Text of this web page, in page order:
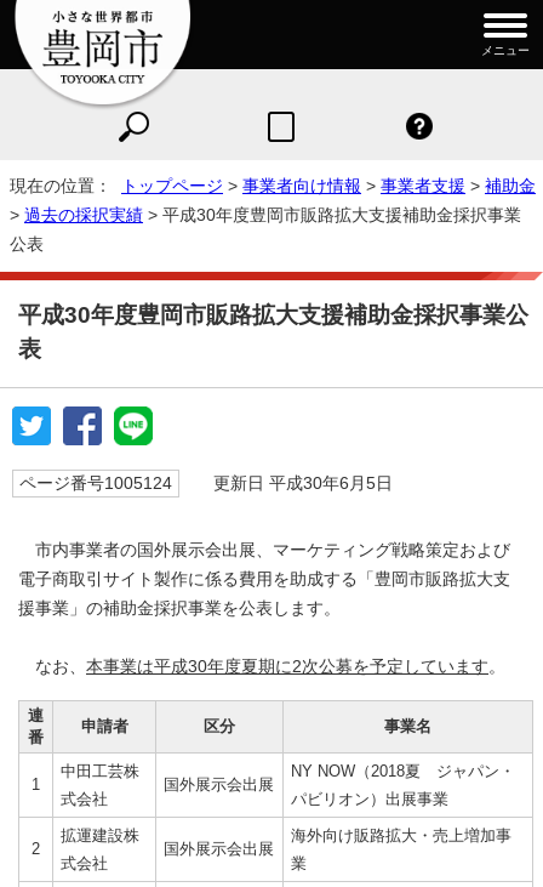
メニュー
現在の位置： トップページ > 事業者向け情報 > 事業者支援 > 補助金
> 過去の採択実績 > 平成30年度豊岡市販路拡大支援補助金採択事業
公表
平成30年度豊岡市販路拡大支援補助金採択事業公
表
ページ番号1005124 更新日 平成30年6月5日
市内事業者の国外展示会出展、マーケティング戦略策定および
電子商取引サイト製作に係る費用を助成する「豊岡市販路拡大支
援事業」の補助金採択事業を公表します。
なお、 本事業は平成30年度夏期に2次公募を予定しています。
連
番
申請者 区分 事業名
1
中田工芸株
式会社
国外展示会出展
NY NOW（2018夏 ジャパン・
パビリオン）出展事業
2
拡運建設株
式会社
国外展示会出展
海外向け販路拡大・売上増加事
業